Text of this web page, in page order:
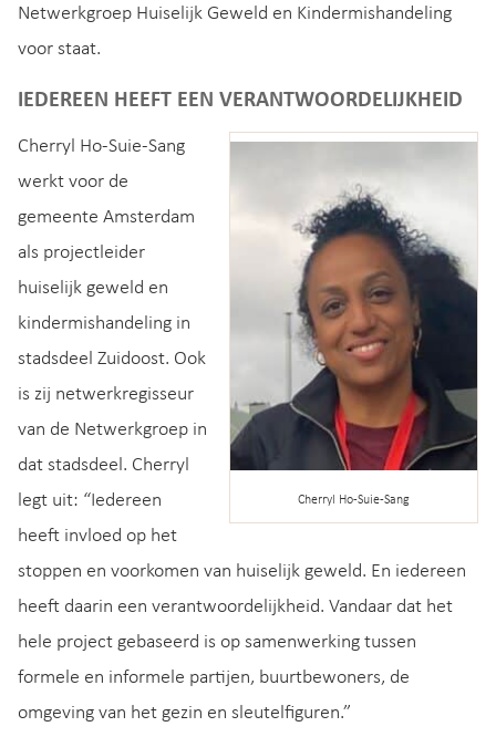
Netwerkgroep Huiselijk Geweld en Kindermishandeling
voor staat.
IEDEREEN HEEFT EEN VERANTWOORDELIJKHEID
Cherryl Ho-Suie-Sang
Cherryl Ho-Suie-Sang
werkt voor de
gemeente Amsterdam
als projectleider
huiselijk geweld en
kindermishandeling in
stadsdeel Zuidoost. Ook
is zij netwerkregisseur
van de Netwerkgroep in
dat stadsdeel. Cherryl
legt uit: “Iedereen
heeft invloed op het
stoppen en voorkomen van huiselijk geweld. En iedereen
heeft daarin een verantwoordelijkheid. Vandaar dat het
hele project gebaseerd is op samenwerking tussen
formele en informele partijen, buurtbewoners, de
omgeving van het gezin en sleutelfiguren.”